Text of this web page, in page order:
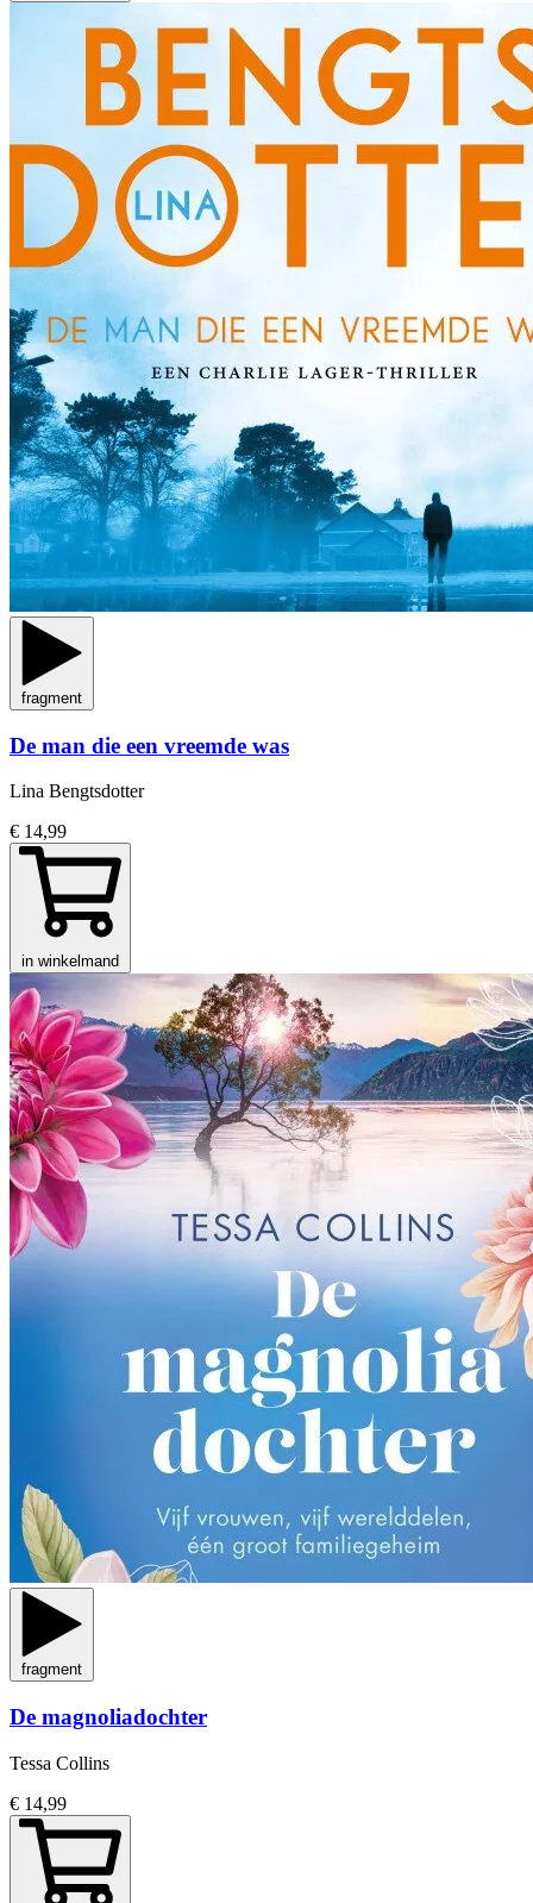
fragment
De man die een vreemde was
Lina Bengtsdotter
€ 14,99
in winkelmand
fragment
De magnoliadochter
Tessa Collins
€ 14,99